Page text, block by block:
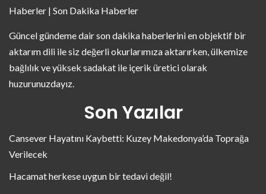
Haberler | Son Dakika Haberler
Güncel gündeme dair son dakika haberlerini en objektif bir
aktarım dili ile siz değerli okurlarımıza aktarırken, ülkemize
bağlılık ve yüksek sadakat ile içerik üretici olarak
huzurunuzdayız.
Son Yazılar
Cansever Hayatını Kaybetti: Kuzey Makedonya’da Toprağa
Verilecek
Hacamat herkese uygun bir tedavi değil!